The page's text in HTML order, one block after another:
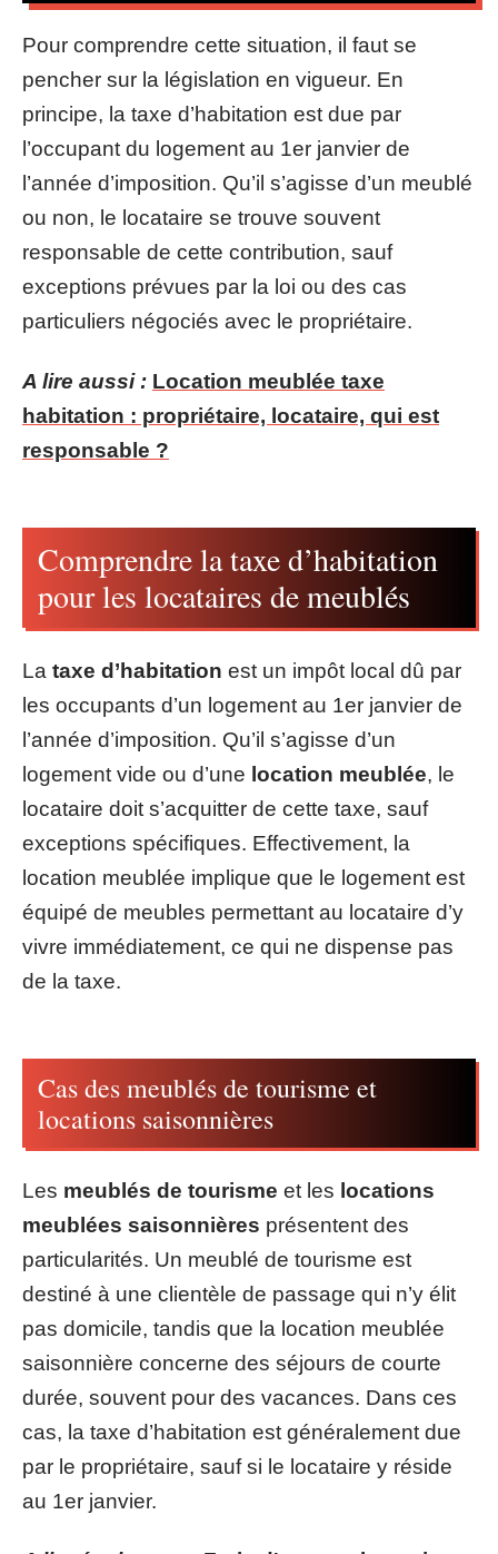
Pour comprendre cette situation, il faut se
pencher sur la législation en vigueur. En
principe, la taxe d’habitation est due par
l’occupant du logement au 1er janvier de
l’année d’imposition. Qu’il s’agisse d’un meublé
ou non, le locataire se trouve souvent
responsable de cette contribution, sauf
exceptions prévues par la loi ou des cas
particuliers négociés avec le propriétaire.
A lire aussi : Location meublée taxe
habitation : propriétaire, locataire, qui est
responsable ?
Comprendre la taxe d’habitation
pour les locataires de meublés
La taxe d’habitation est un impôt local dû par
les occupants d’un logement au 1er janvier de
l’année d’imposition. Qu’il s’agisse d’un
logement vide ou d’une location meublée, le
locataire doit s’acquitter de cette taxe, sauf
exceptions spécifiques. Effectivement, la
location meublée implique que le logement est
équipé de meubles permettant au locataire d’y
vivre immédiatement, ce qui ne dispense pas
de la taxe.
Cas des meublés de tourisme et
locations saisonnières
Les meublés de tourisme et les locations
meublées saisonnières présentent des
particularités. Un meublé de tourisme est
destiné à une clientèle de passage qui n’y élit
pas domicile, tandis que la location meublée
saisonnière concerne des séjours de courte
durée, souvent pour des vacances. Dans ces
cas, la taxe d’habitation est généralement due
par le propriétaire, sauf si le locataire y réside
au 1er janvier.